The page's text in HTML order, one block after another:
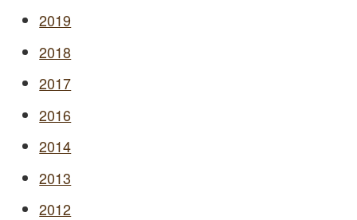
2019
2018
2017
2016
2014
2013
2012